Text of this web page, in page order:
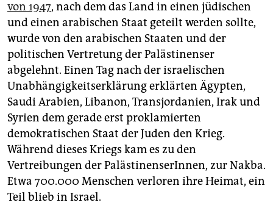
von 1947, nach dem das Land in einen jüdischen
und einen arabischen Staat geteilt werden sollte,
wurde von den arabischen Staaten und der
politischen Vertretung der Palästinenser
abgelehnt. Einen Tag nach der israelischen
Unabhängigkeitserklärung erklärten Ägypten,
Saudi Arabien, Libanon, Transjordanien, Irak und
Syrien dem gerade erst proklamierten
demokratischen Staat der Juden den Krieg.
Während dieses Kriegs kam es zu den
Vertreibungen der PalästinenserInnen, zur Nakba.
Etwa 700.000 Menschen verloren ihre Heimat, ein
Teil blieb in Israel.